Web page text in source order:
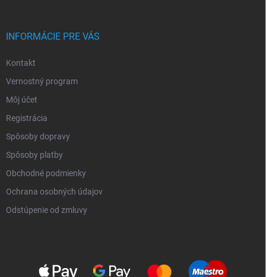
INFORMÁCIE PRE VÁS
Kontakt
Vernostný program
Môj účet
Registrácia
Spôsoby dopravy
Spôsoby platby
Obchodné podmienky
Ochrana osobných údajov
Odstúpenie od zmluvy